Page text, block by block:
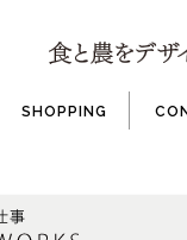
SHOPPING